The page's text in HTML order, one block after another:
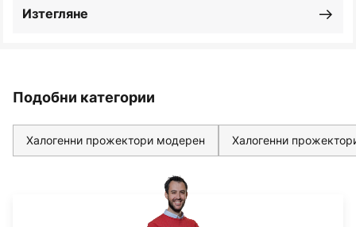
Изтегляне
Подобни категории
Халогенни прожектори модерен Халогенни